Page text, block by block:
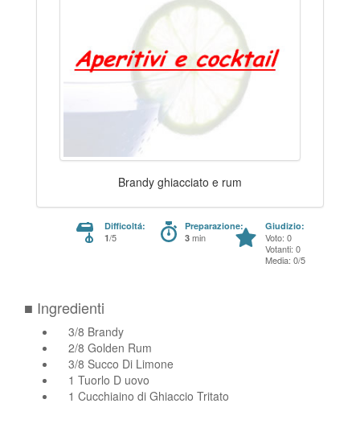
Brandy ghiacciato e rum
Difficoltá:
1/5
Preparazione:
3 min
Giudizio:
Voto: 0
Votanti: 0
Media: 0/5
■ Ingredienti
3/8 Brandy
2/8 Golden Rum
3/8 Succo Di Limone
1 Tuorlo D uovo
1 Cucchiaino di Ghiaccio Tritato